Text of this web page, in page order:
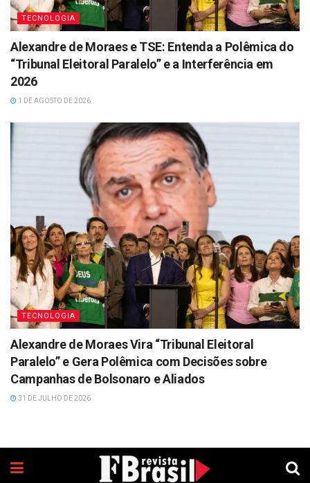
TECNOLOGIA
Alexandre de Moraes e TSE: Entenda a Polêmica do
“Tribunal Eleitoral Paralelo” e a Interferência em
2026
1 DE AGOSTO DE 2026
TECNOLOGIA
Alexandre de Moraes Vira “Tribunal Eleitoral
Paralelo” e Gera Polêmica com Decisões sobre
Campanhas de Bolsonaro e Aliados
31 DE JULHO DE 2026